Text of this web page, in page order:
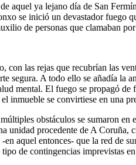
aquel ya lejano día de San
se inició un devastador fuego
de personas que clamaban
con las rejas que recubrían las
segura. A todo ello se añadía la
mental. El fuego se propagó
inmueble se convirtiese en una
obstáculos se sumaron
unidad procedente de A
en aquel entonces- que la red de
de contingencias imprevistas